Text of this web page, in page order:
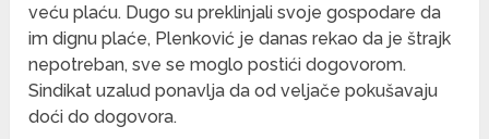
veću plaću. Dugo su preklinjali svoje gospodare da
im dignu plaće, Plenković je danas rekao da je štrajk
nepotreban, sve se moglo postići dogovorom.
Sindikat uzalud ponavlja da od veljače pokušavaju
doći do dogovora.